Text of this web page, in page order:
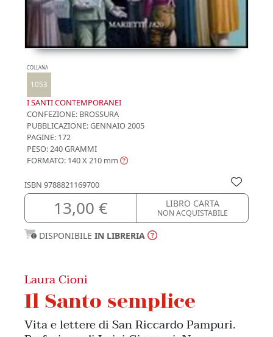
COLLANA
1053
I SANTI CONTEMPORANEI
CONFEZIONE: BROSSURA
PUBBLICAZIONE:GENNAIO 2005
PAGINE: 172
PESO: 240 GRAMMI
FORMATO: 140 X 210 mm
ISBN 9788821169700
13,00 € LIBRO CARTA
NON ACQUISTABILE
DISPONIBILE IN LIBRERIA
Laura Cioni
Il Santo semplice
Vita e lettere di San Riccardo Pampuri.